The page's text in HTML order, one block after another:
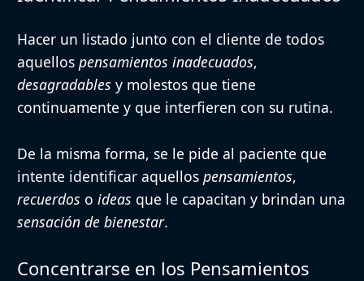
Hacer un listado junto con el cliente de todos
aquellos pensamientos inadecuados,
desagradables y molestos que tiene
continuamente y que interfieren con su rutina.
De la misma forma, se le pide al paciente que
intente identificar aquellos pensamientos,
recuerdos o ideas que le capacitan y brindan una
sensación de bienestar.
Concentrarse en los Pensamientos